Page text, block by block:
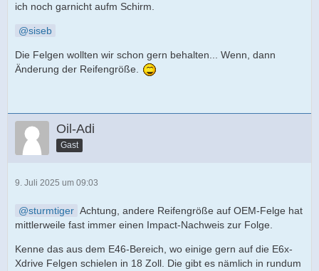
ich noch garnicht aufm Schirm.
siseb
Die Felgen wollten wir schon gern behalten... Wenn, dann
Änderung der Reifengröße.
Oil-Adi
Gast
9. Juli 2025 um 09:03
sturmtiger Achtung, andere Reifengröße auf OEM-Felge hat
mittlerweile fast immer einen Impact-Nachweis zur Folge.
Kenne das aus dem E46-Bereich, wo einige gern auf die E6x-
Xdrive Felgen schielen in 18 Zoll. Die gibt es nämlich in rundum